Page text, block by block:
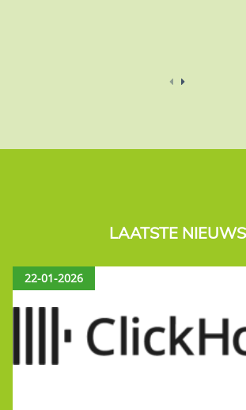
LAATSTE NIEUWS
22-01-2026